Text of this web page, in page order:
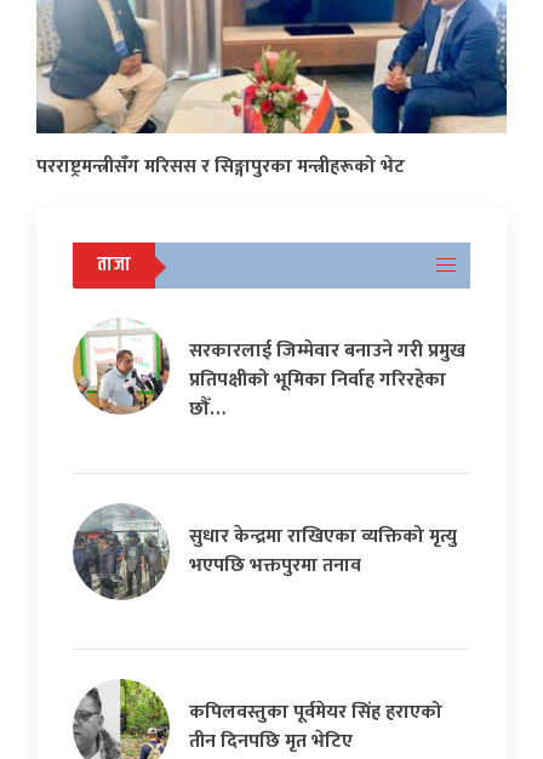
परराष्ट्रमन्त्रीसँग मरिसस र सिङ्गापुरका मन्त्रीहरूको भेट
ताजा
सरकारलाई जिम्मेवार बनाउने गरी प्रमुख
प्रतिपक्षीको भूमिका निर्वाह गरिरहेका
छौँ…
सुधार केन्द्रमा राखिएका व्यक्तिको मृत्यु
भएपछि भक्तपुरमा तनाव
कपिलवस्तुका पूर्वमेयर सिंह हराएको
तीन दिनपछि मृत भेटिए